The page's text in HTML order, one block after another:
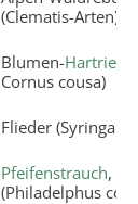
(Clematis-Arten)
Blumen-Hartriegel
Cornus cousa)
Flieder (Syringa
Pfeifenstrauch,
(Philadelphus